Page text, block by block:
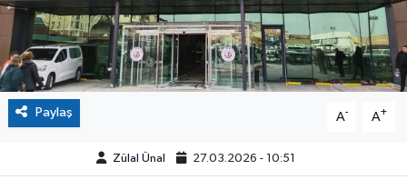
Paylaş A- A+
Zülal Ünal 27.03.2026 - 10:51